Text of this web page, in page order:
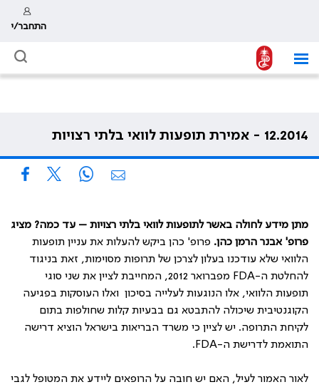
התחבר/י
12.2014 - אמירת תופעות לוואי בלתי רצויות
מתן מידע לחולה באשר לתופעות לוואי בלתי רצויות – עד כמה? מציג
פרופ' אבנר הרמן כהן. פרופ' כהן ביקש להעלות את עניין תופעות
הלוואי שלא עודכנו בעלון לצרכן של תרופות מסוימות, זאת בניגוד
להחלטת ה-FDA
מפברואר 2012, המחייבת לציין את שני סוגי
תופעות הלוואי, אלו הנוגעות לעלייה בסיכון ואלו העוסקות בפגיעה
הקוגנטיבית שיכולה להתבטא גם בבעיות קלות שחולפות בתום
לקיחת התרופה. יש לציין כי משרד הבריאות בישראל הוציא דרישה
התואמת לדרישת ה-FDA
.
לאור האמור לעיל, האם יש חובה על הרופאים ליידע את המטופל לגבי